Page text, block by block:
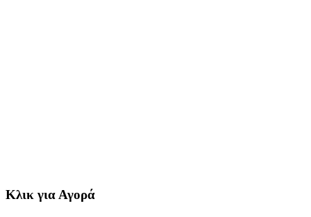
Κλικ για Αγορά